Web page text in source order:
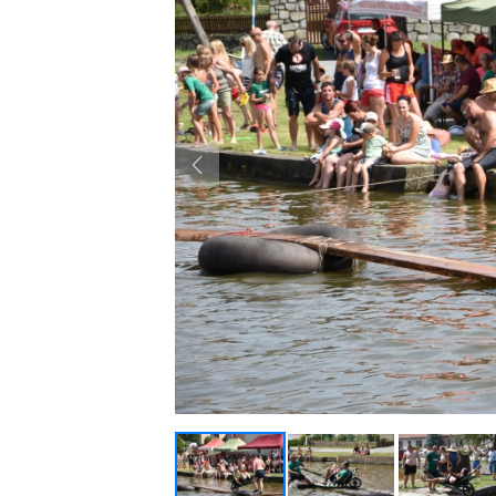
Previous